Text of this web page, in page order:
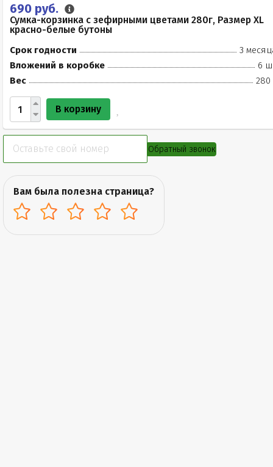
690 руб.
Сумка-корзинка с зефирными цветами 280г, Размер XL
красно-белые бутоны
Срок годности
3
Вложений в коробке
6
Вес
280
В корзину
Обратный звонок
Вам была полезна страница?